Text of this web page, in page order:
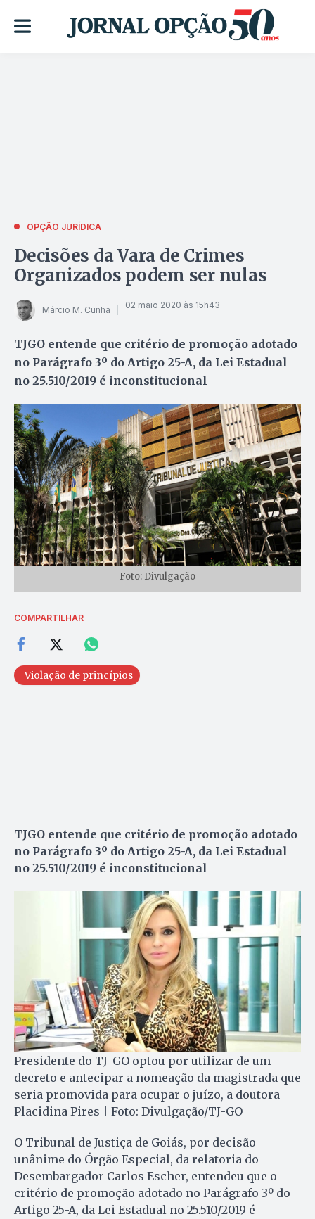
OPÇÃO JURÍDICA
Decisões da Vara de Crimes
Organizados podem ser nulas
Márcio M. Cunha 02 maio 2020 às 15h43
TJGO entende que critério de promoção adotado
no Parágrafo 3º do Artigo 25-A, da Lei Estadual
no 25.510/2019 é inconstitucional
Foto: Divulgação
COMPARTILHAR
Violação de princípios
TJGO entende que critério de promoção adotado
no Parágrafo 3º do Artigo 25-A, da Lei Estadual
no 25.510/2019 é inconstitucional
Presidente do TJ-GO optou por utilizar de um
decreto e antecipar a nomeação da magistrada que
seria promovida para ocupar o juízo, a doutora
Placidina Pires | Foto: Divulgação/TJ-GO
O Tribunal de Justiça de Goiás, por decisão
unânime do Órgão Especial, da relatoria do
Desembargador Carlos Escher, entendeu que o
critério de promoção adotado no Parágrafo 3º do
Artigo 25-A, da Lei Estadual no 25.510/2019 é